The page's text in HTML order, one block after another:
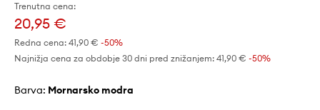
Trenutna cena:
20,95 €
Redna cena: 41,90 € -50%
Najnižja cena za obdobje 30 dni pred znižanjem: 41,90 € -50%
Barva: mornarsko modra